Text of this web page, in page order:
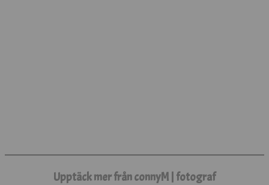
Upptäck mer från connyM | fotograf